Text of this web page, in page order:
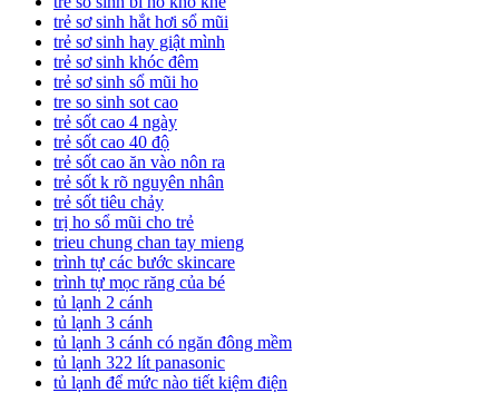
trẻ sơ sinh hắt hơi sổ mũi
trẻ sơ sinh hay giật mình
trẻ sơ sinh khóc đêm
trẻ sơ sinh sổ mũi ho
tre so sinh sot cao
trẻ sốt cao 4 ngày
trẻ sốt cao 40 độ
trẻ sốt cao ăn vào nôn ra
trẻ sốt k rõ nguyên nhân
trẻ sốt tiêu chảy
trị ho sổ mũi cho trẻ
trieu chung chan tay mieng
trình tự các bước skincare
trình tự mọc răng của bé
tủ lạnh 2 cánh
tủ lạnh 3 cánh
tủ lạnh 3 cánh có ngăn đông mềm
tủ lạnh 322 lít panasonic
tủ lạnh để mức nào tiết kiệm điện